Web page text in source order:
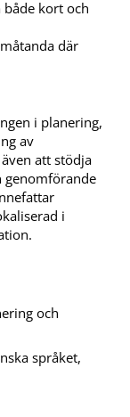
kort och
där
i planering,
av
att stödja
genomförande
i
och
språket,